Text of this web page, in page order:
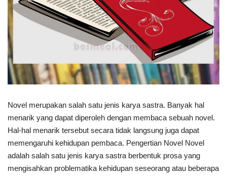
Novel merupakan salah satu jenis karya sastra. Banyak hal
menarik yang dapat diperoleh dengan membaca sebuah novel.
Hal-hal menarik tersebut secara tidak langsung juga dapat
memengaruhi kehidupan pembaca. Pengertian Novel Novel
adalah salah satu jenis karya sastra berbentuk prosa yang
mengisahkan problematika kehidupan seseorang atau beberapa